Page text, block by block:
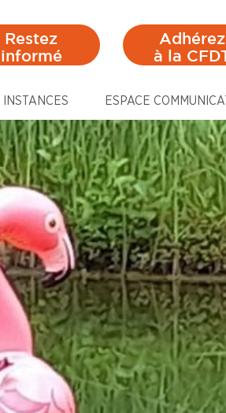
Restez
informé
Adhérez
à la CFDT
INSTANCES ESPACE